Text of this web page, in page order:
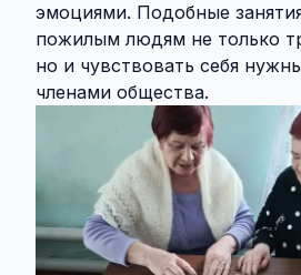
эмоциями. Подобные
пожилым людям не только
но и чувствовать себя
членами общества.